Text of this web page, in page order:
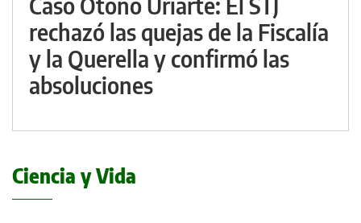
rechazó las quejas de la Fiscalía
y la Querella y confirmó las
absoluciones
Ciencia y Vida